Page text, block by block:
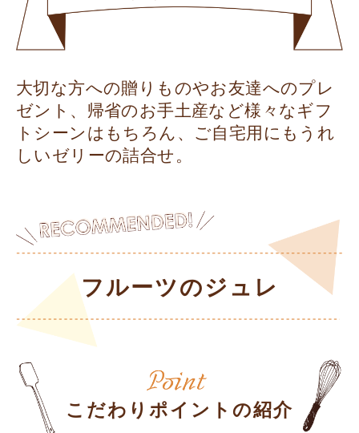
大切な方への贈りものやお友達へのプレ
ゼント、帰省のお手土産など様々なギフ
トシーンはもちろん、ご自宅用にもうれ
しいゼリーの詰合せ。
フルーツのジュレ
こだわりポイントの紹介